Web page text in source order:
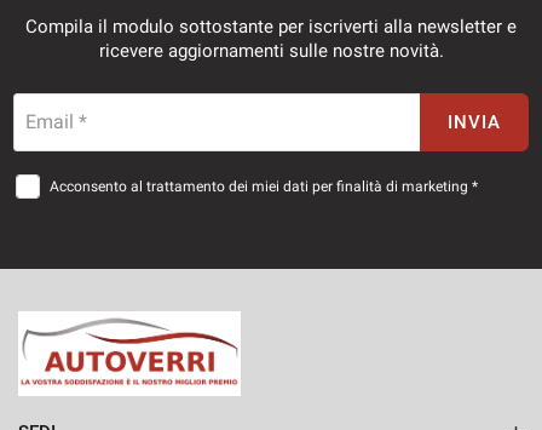
Compila il modulo sottostante per iscriverti alla newsletter e
ricevere aggiornamenti sulle nostre novità.
Email * INVIA
Acconsento al trattamento dei miei dati per finalità di marketing *